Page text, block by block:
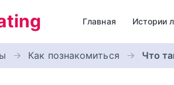
Главная Истории
Как познакомиться Что